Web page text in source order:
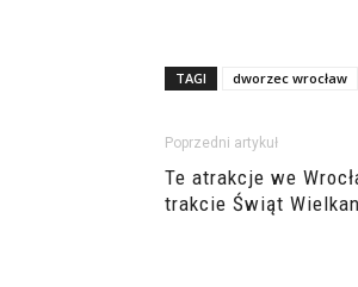
TAGI dworzec wrocław
Poprzedni artykuł
Te atrakcje we
trakcie Świąt